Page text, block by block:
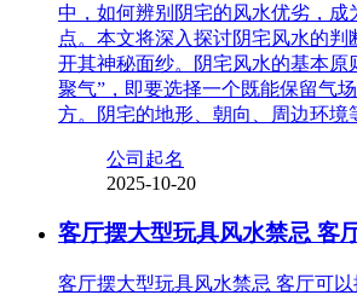
中，如何辨别阴宅的风水优劣，成
点。本文将深入探讨阴宅风水的判
开其神秘面纱。阴宅风水的基本原
聚气”，即要选择一个既能保留气
方。阴宅的地形、朝向、周边环境
公司起名
2025-10-20
客厅摆大型玩具风水禁忌 客
客厅摆大型玩具风水禁忌 客厅可